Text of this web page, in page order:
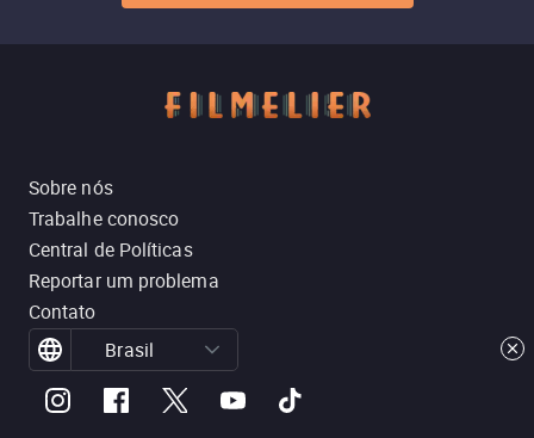
Sobre nós
Trabalhe conosco
Central de Políticas
Reportar um problema
Contato
Brasil